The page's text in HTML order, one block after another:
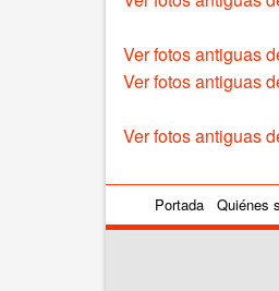
Ver fotos antiguas
Ver fotos antiguas
Ver fotos antiguas
Portada Quiénes